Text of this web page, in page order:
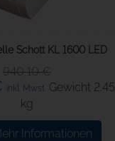
Schott KL 1600 LED
940,10 €
inkl. Mwst. Gewicht 2.45
kg
Informationen